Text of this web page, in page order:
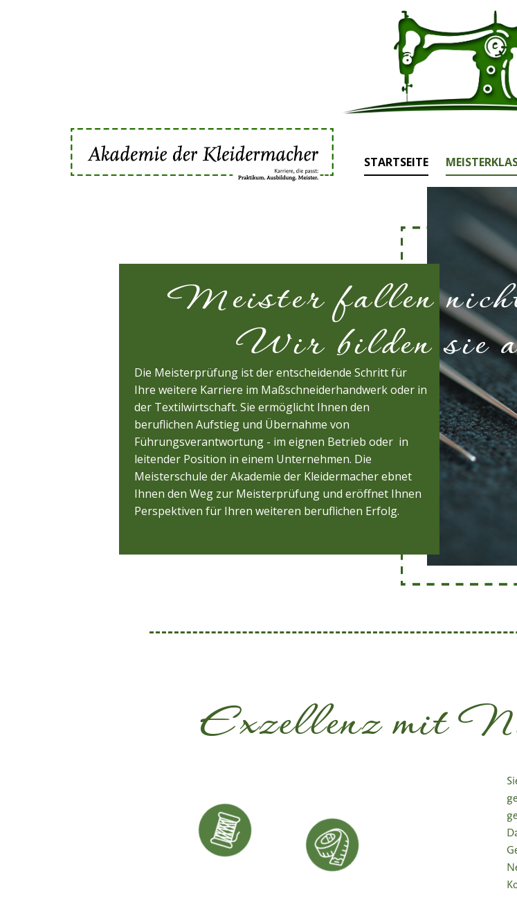
STARTSEITE
Die Meisterprüfung ist der entscheidende Schritt für
Ihre weitere Karriere im Maßschneiderhandwerk oder in
der Textilwirtschaft. Sie ermöglicht Ihnen den
beruflichen Aufstieg und Übernahme von
Führungsverantwortung - im eignen Betrieb oder in
leitender Position in einem Unternehmen. Die
Meisterschule der Akademie der Kleidermacher ebnet
Ihnen den Weg zur Meisterprüfung und eröffnet Ihnen
Perspektiven für Ihren weiteren beruflichen Erfolg.
Meister fallen
Wir bilden sie
Exzellenz mit